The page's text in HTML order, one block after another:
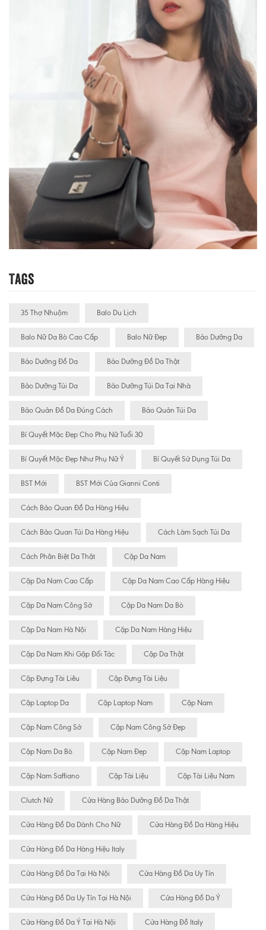
Tags
35 Thợ Nhuộm Balo Du Lịch
Balo Nữ Da Bò Cao Cấp Balo Nữ Đẹp Bảo Dưỡng Da
Bảo Dưỡng Đồ Da Bảo Dưỡng Đồ Da Thật
Bảo Dưỡng Túi Da Bảo Dưỡng Túi Da Tại Nhà
Bảo Quản Đồ Da Đúng Cách Bảo Quản Túi Da
Bí Quyết Mặc Đẹp Cho Phụ Nữ Tuổi 30
Bí Quyết Mặc Đẹp Như Phụ Nữ Ý Bí Quyết Sử Dụng Túi Da
BST Mới BST Mới Của Gianni Conti
Cách Bảo Quan Đồ Da Hàng Hiệu
Cách Bảo Quan Túi Da Hàng Hiệu Cách Làm Sạch Túi Da
Cách Phân Biệt Da Thật Cặp Da Nam
Cặp Da Nam Cao Cấp Cặp Da Nam Cao Cấp Hàng Hiệu
Cặp Da Nam Công Sở Cặp Da Nam Da Bò
Cặp Da Nam Hà Nội Cặp Da Nam Hàng Hiệu
Cặp Da Nam Khi Gặp Đối Tác Cặp Da Thật
Cặp Đựng Tài Liêu Cặp Đựng Tài Liệu
Cặp Laptop Da Cặp Laptop Nam Cặp Nam
Cặp Nam Công Sở Cặp Nam Công Sở Đẹp
Cặp Nam Da Bò Cặp Nam Đẹp Cặp Nam Laptop
Cặp Nam Saffiano Cặp Tài Liệu Cặp Tài Liệu Nam
Clutch Nữ Cửa Hàng Bảo Dưỡng Đồ Da Thật
Cửa Hàng Đồ Da Dành Cho Nữ Cửa Hàng Đồ Da Hàng Hiệu
Cửa Hàng Đồ Da Hàng Hiệu Italy
Cửa Hàng Đồ Da Tại Hà Nội Cửa Hàng Đồ Da Uy Tín
Cửa Hàng Đồ Da Uy Tín Tại Hà Nội Cửa Hàng Đồ Da Ý
Cửa Hàng Đồ Da Ý Tại Hà Nội Cửa Hàng Đồ Italy